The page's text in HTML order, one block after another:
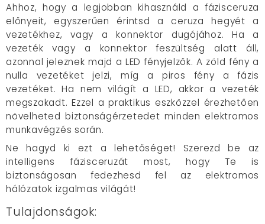
Ahhoz, hogy a legjobban kihasználd a fázisceruza
előnyeit, egyszerűen érintsd a ceruza hegyét a
vezetékhez, vagy a konnektor dugójához. Ha a
vezeték vagy a konnektor feszültség alatt áll,
azonnal jeleznek majd a LED fényjelzők. A zöld fény a
nulla vezetéket jelzi, míg a piros fény a fázis
vezetéket. Ha nem világít a LED, akkor a vezeték
megszakadt. Ezzel a praktikus eszközzel érezhetően
növelheted biztonságérzetedet minden elektromos
munkavégzés során.
Ne hagyd ki ezt a lehetőséget! Szerezd be az
intelligens fázisceruzát most, hogy Te is
biztonságosan fedezhesd fel az elektromos
hálózatok izgalmas világát!
Tulajdonságok: